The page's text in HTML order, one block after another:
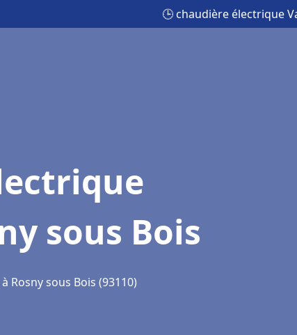
🕒 chaudière électrique
sous Bois
sous Bois (93110)